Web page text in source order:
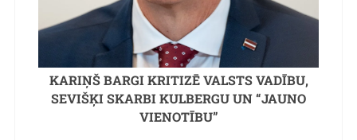
KARIŅŠ BARGI KRITIZĒ VALSTS VADĪBU,
SEVIŠĶI SKARBI KULBERGU UN “JAUNO
VIENOTĪBU”